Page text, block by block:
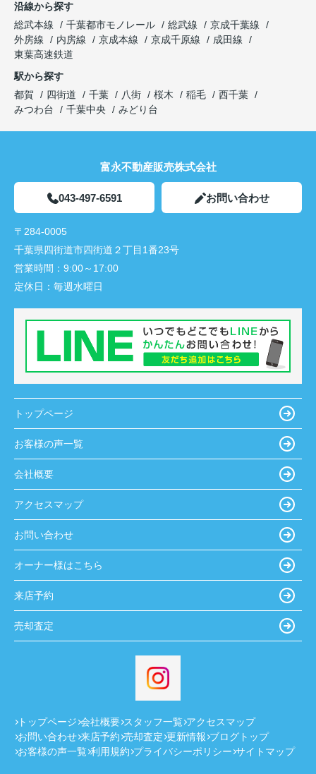
沿線から探す
総武本線
千葉都市モノレール 総武線
京成千葉線
外房線
内房線 京成本線 京成千原線
成田線
東葉高速鉄道
駅から探す
都賀
四街道 千葉 八街 桜木 稲毛
西千葉
みつわ台
千葉中央 みどり台
富永不動産販売株式会社
043-497-6591 お問い合わせ
〒284-0005
千葉県四街道市四街道２丁目1番23号
営業時間： 9:00～17:00
定休日： 毎週水曜日
トップページ
お客様の声一覧
会社概要
アクセスマップ
お問い合わせ
オーナー様はこちら
来店予約
売却査定
トップページ 会社概要 スタッフ一覧 アクセスマップ
お問い合わせ 来店予約 売却査定 更新情報 ブログトップ
お客様の声一覧 利用規約 プライバシーポリシー サイトマップ